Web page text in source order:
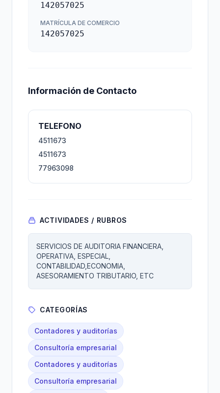
142057025
MATRÍCULA DE COMERCIO
142057025
Información de Contacto
TELEFONO
4511673
4511673
77963098
ACTIVIDADES / RUBROS
SERVICIOS DE AUDITORIA FINANCIERA,
OPERATIVA, ESPECIAL,
CONTABILIDAD,ECONOMIA,
ASESORAMIENTO TRIBUTARIO, ETC
CATEGORÍAS
Contadores y auditorías
Consultoría empresarial
Contadores y auditorías
Consultoría empresarial